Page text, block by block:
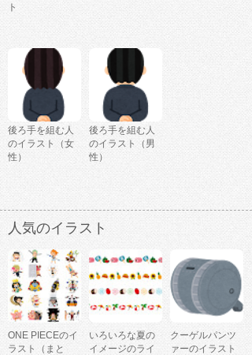
ト
後ろ手を組む人
のイラスト（女
性）
後ろ手を組む人
のイラスト（男
性）
人気のイラスト
ONE PIECEのイ
ラスト（まと
いろいろな夏の
イメージのライ
クーゲルパンツ
ァーのイラスト